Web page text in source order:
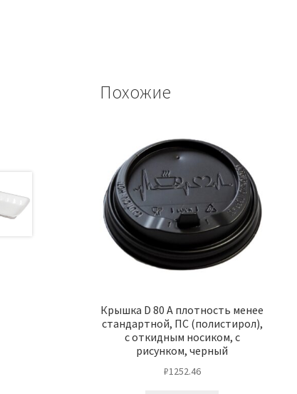
Похожие
Крышка D 80 А плотность менее
стандартной, ПС (полистирол),
с откидным носиком, с
рисунком, черный
₽1252.46